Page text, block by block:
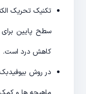
تکنیک تحریک
سطح پایین
کاهش درد است.
در روش